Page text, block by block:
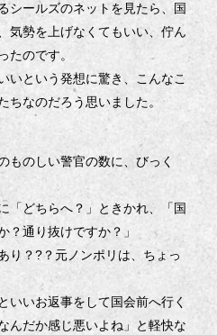
シールズのネットを見たら、国
気勢を上げなくてもいい、佇ん
たのです。
いという発想に驚き、こんなこ
ちなのだろう思いました。
ものしい警官の数に、びっく
「どちらへ？」ときかれ、「国
？通り抜けですか？」
り？?？元ノンポリは、ちょっ
いいお返事をして国会前へ行く
んだか感じ悪いよね」と軽快な